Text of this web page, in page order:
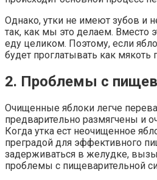
Однако, утки не имеют зубов и
так, как мы это делаем. Вместо
еду целиком. Поэтому, если
будет проглатывать как мякоть
2. Проблемы с
Очищенные яблоки легче
предварительно размягчены и
Когда утка ест неочищенное
преградой для эффективного
задерживаться в желудке,
проблемы с пищеварительной